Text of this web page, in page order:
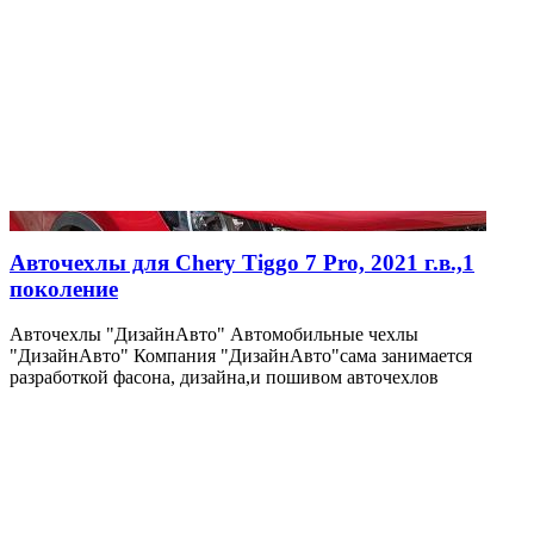
Авточехлы для Chery Tiggo 7 Pro, 2021 г.в.,1
поколение
Авточехлы "ДизайнАвто" Автомобильные чехлы
"ДизайнАвто" Компания "ДизайнАвто"сама занимается
разработкой фасона, дизайна,и пошивом авточехлов